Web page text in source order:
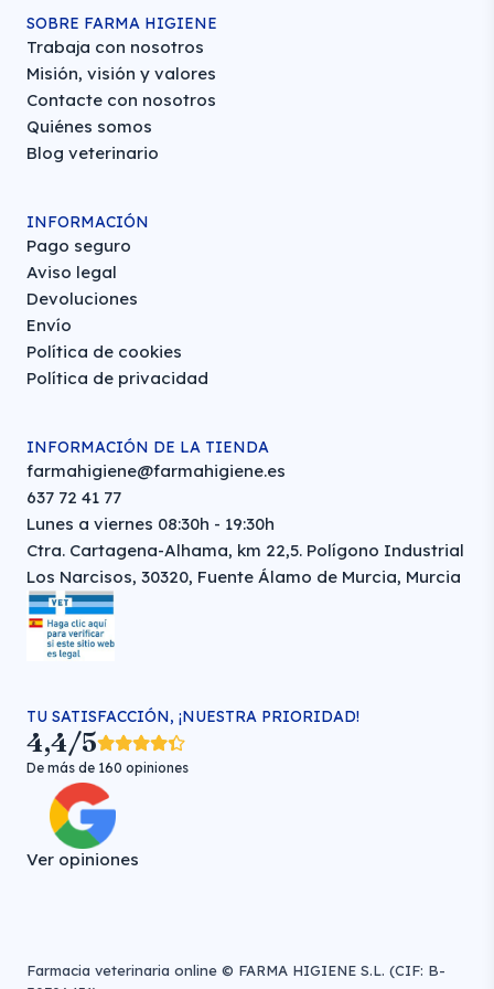
SOBRE FARMA HIGIENE
Trabaja con nosotros
Misión, visión y valores
Contacte con nosotros
Quiénes somos
Blog veterinario
INFORMACIÓN
Pago seguro
Aviso legal
Devoluciones
Envío
Política de cookies
Política de privacidad
INFORMACIÓN DE LA TIENDA
farmahigiene@farmahigiene.es
637 72 41 77
Lunes a viernes 08:30h - 19:30h
Ctra. Cartagena-Alhama, km 22,5. Polígono Industrial
Los Narcisos, 30320, Fuente Álamo de Murcia, Murcia
TU SATISFACCIÓN, ¡NUESTRA PRIORIDAD!
4,4/5
De más de 160 opiniones
Ver opiniones
Farmacia veterinaria online © FARMA HIGIENE S.L. (CIF: B-